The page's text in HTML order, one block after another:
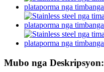
Mubo nga Deskripsyon: